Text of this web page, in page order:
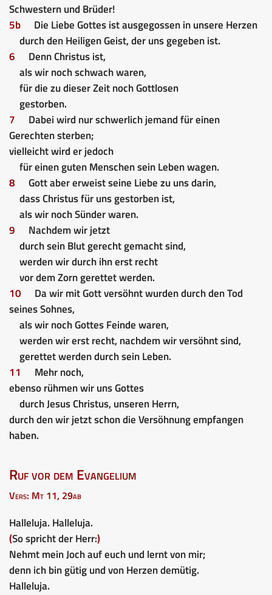
Schwestern und Brüder!
5b
Die Liebe Gottes ist ausgegossen in unsere Herzen
durch den Heiligen Geist, der uns gegeben ist.
6
Denn Christus ist,
als wir noch schwach waren,
für die zu dieser Zeit noch Gottlosen
gestorben.
7
Dabei wird nur schwerlich jemand für einen
Gerechten sterben;
vielleicht wird er jedoch
für einen guten Menschen sein Leben wagen.
8
Gott aber erweist seine Liebe zu uns darin,
dass Christus für uns gestorben ist,
als wir noch Sünder waren.
9
Nachdem wir jetzt
durch sein Blut gerecht gemacht sind,
werden wir durch ihn erst recht
vor dem Zorn gerettet werden.
10
Da wir mit Gott versöhnt wurden durch den Tod
seines Sohnes,
als wir noch Gottes Feinde waren,
werden wir erst recht, nachdem wir versöhnt sind,
gerettet werden durch sein Leben.
11
Mehr noch,
ebenso rühmen wir uns Gottes
durch Jesus Christus, unseren Herrn,
durch den wir jetzt schon die Versöhnung empfangen
haben.
Ruf vor dem Evangelium
Vers: Mt 11, 29ab
Halleluja. Halleluja.
(So spricht der Herr:)
Nehmt mein Joch auf euch und lernt von mir;
denn ich bin gütig und von Herzen demütig.
Halleluja.